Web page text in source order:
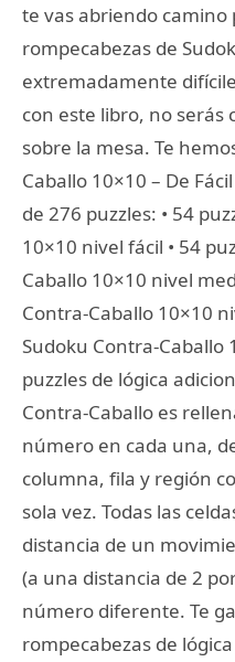
te vas abriendo camino
rompecabezas de
extremadamente
con este libro, no serás
sobre la mesa. Te
Caballo 10×10 – De
de 276 puzzles: • 54
10×10 nivel fácil • 54
Caballo 10×10 nivel
Contra-Caballo 10×10
Sudoku Contra-Caballo
puzzles de lógica
Contra-Caballo es
número en cada una,
columna, fila y región
sola vez. Todas las
distancia de un
(a una distancia de 2
número diferente. Te
rompecabezas de